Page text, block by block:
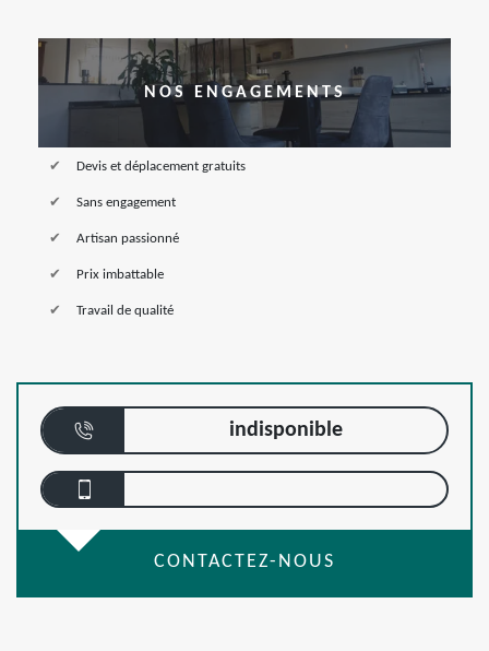
NOS ENGAGEMENTS
Devis et déplacement gratuits
Sans engagement
Artisan passionné
Prix imbattable
Travail de qualité
indisponible
CONTACTEZ-NOUS